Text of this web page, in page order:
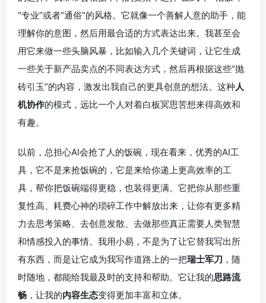
“专业”或者“通俗”的风格。它就像一个善解人意的助手，能
理解你的意图，然后用最合适的方式表达出来。我甚至会
用它来做一些头脑风暴，比如输入几个关键词，让它生成
一些关于新产品卖点的不同表达方式，然后再根据这些“抛
砖引玉”的内容，激发出我自己的更具创意的想法。这种 人
机协作的模式，远比一个人对着白板冥思苦想来得高效和
有趣。
以前，总担心AI会抢了人的饭碗，现在看来，优秀的AI工
具，它不是来抢饭碗的，它是来给你递上更高效率的工
具，帮你把饭碗端得更稳，也装得更满。它把你从那些重
复性高、耗费心神的琐碎工作中解放出来，让你有更多精
力去思考策略、去创意发散、去做那些真正需要人类智慧
和情感投入的事情。我用小易，不是为了让它替我写出所
有东西，而是让它成为我写作道路上的一把瑞士军刀 ，随
时随地，都能给我最及时的支持和帮助。它让我的思路流
畅 ，让我的内容生态变得更加丰富和立体。